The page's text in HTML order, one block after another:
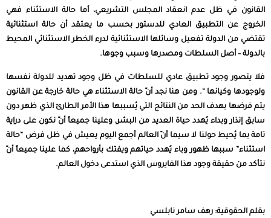
القانون في ظل عدم انعقاد المجلس التشريعي، أما حالة الاستثناء فهي
الخروج عن التطبيق العادي للدستور بحسب ما يعتقد أن حالة استثنائية
تقتضي من الدولة تفعيل وسائلها الاستثنائية لدرء الخطر الاستثنائي المحيط
بالدولة – أصل السلطات ومصدرها وسبب وجوها.
فلا يتصور وجود تطبيق عادي للسلطات في ظل وجود تهديد للدولة نفسها
ولوجودها وكيانها “. ومن هنا نجد أنّ حالة الاستثناء هي حالة خارجة عن القانون
يتم فرضها بهدف الحد من النتائج التي يُسببها هذا الأمر الطارئ الذي ظهر دون
سابق إنذار وبداء يُهدد حياة العديد من البشر, وعلينا جميعاً أنّ نكون على دراية
تامة بما يُحيط حولنا لا سيما أنّ العالم أجمع اليوم يعيش في ظل فرض “حالة
استثناء” سببها ظهور وباء يُهدد حياتهم ويفتك بأرواحهم، كما علينا جميعاً أنّ
نتأكد من حقيقة وجود هذا الفايروس الذي استدعى دخول العالم.
بقلم الحقوقية: رهف سامر نابلسي